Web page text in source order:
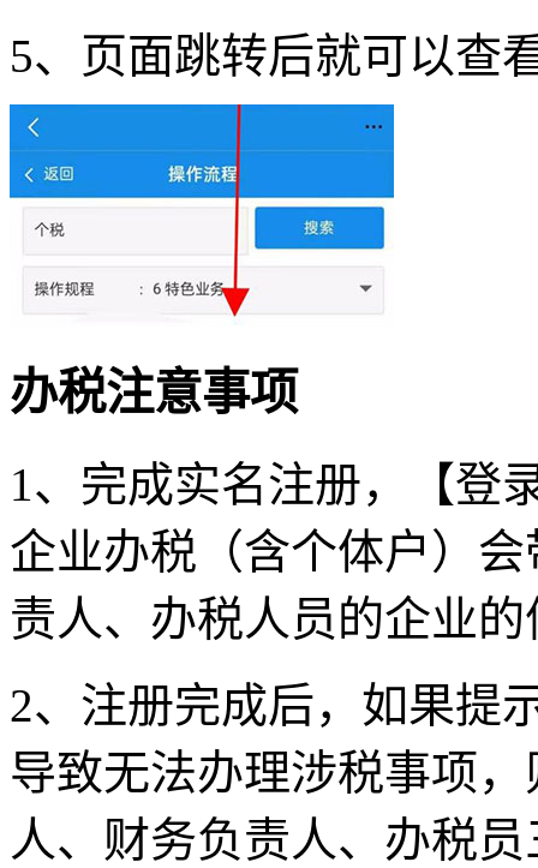
5、页面跳转后就可以查
办税注意事项
1、完成实名注册，【登
企业办税（含个体户）
责人、办税人员的企业的
2、注册完成后，如果提
导致无法办理涉税事项
人、财务负责人、办税